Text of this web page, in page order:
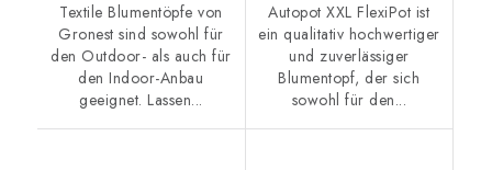
Textile Blumentöpfe von
Gronest sind sowohl für
den Outdoor- als auch für
den Indoor-Anbau
geeignet. Lassen...
Autopot XXL FlexiPot ist
ein qualitativ hochwertiger
und zuverlässiger
Blumentopf, der sich
sowohl für den...